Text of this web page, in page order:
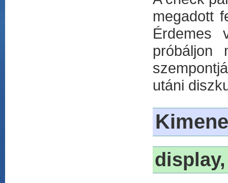
megadott
Érdemes
próbáljon
utáni